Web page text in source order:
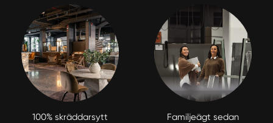
100% skräddarsytt Familjeägt sedan